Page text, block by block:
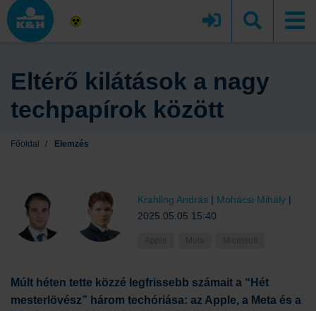
Eltérő kilátások a nagy
techpapírok között
Főoldal / Elemzés
Krahling András | Mohácsi Mihály |
2025.05.05 15:40
Múlt héten tette közzé legfrissebb számait a “Hét
mesterlövész” három techóriása: az Apple, a Meta és a